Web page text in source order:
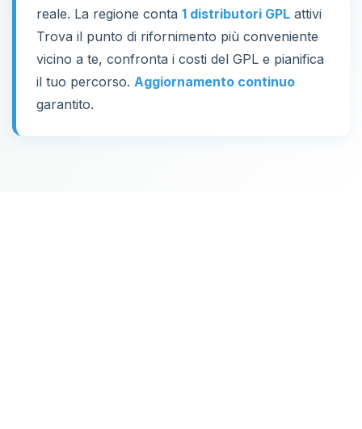
reale. La regione conta 1 distributori GPL attivi
Trova il punto di rifornimento più conveniente
vicino a te, confronta i costi del GPL e pianifica
il tuo percorso. Aggiornamento continuo
garantito.